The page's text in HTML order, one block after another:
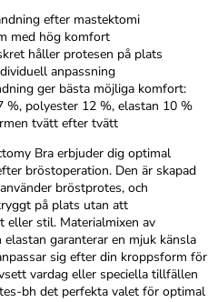
efter mastektomi
med hög komfort
håller protesen på plats
anpassning
ger bästa möjliga komfort:
%, polyester 12 %, elastan 10 %
tvätt efter tvätt
Bra erbjuder dig optimal
bröstoperation. Den är skapad
bröstprotes, och
på plats utan att
eller stil. Materialmixen av
garanterar en mjuk känsla
sig efter din kroppsform för
vardag eller speciella tillfällen
bh det perfekta valet för optimal